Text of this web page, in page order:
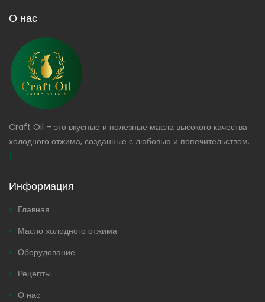
О нас
Craft Oil – это вкусные и полезные масла высокого качества
холодного отжима, созданные с любовью и попечительством.
[...]
Информация
Главная
Масло холодного отжима
Оборудование
Рецепты
О нас